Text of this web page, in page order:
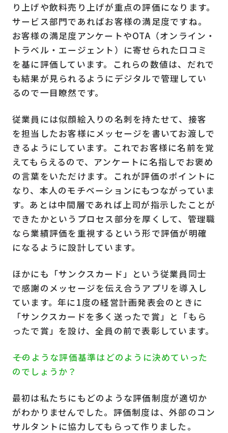
り上げや飲料売り上げが重点の評価になります。
サービス部門であればお客様の満足度ですね。
お客様の満足度アンケートやOTA（オンライン・
トラベル・エージェント）に寄せられた口コミ
を基に評価しています。これらの数値は、だれで
も結果が見られるようにデジタルで管理してい
るので一目瞭然です。
従業員には似顔絵入りの名刺を持たせて、接客
を担当したお客様にメッセージを書いてお渡しで
きるようにしています。これでお客様に名前を覚
えてもらえるので、アンケートに名指しでお褒め
の言葉をいただけます。これが評価のポイントに
なり、本人のモチベーションにもつながっていま
す。あとは中間層であれば上司が指示したことが
できたかというプロセス部分を厚くして、管理職
なら業績評価を重視するという形で評価が明確
になるように設計しています。
ほかにも「サンクスカード」という従業員同士
で感謝のメッセージを伝え合うアプリを導入し
ています。年に1度の経営計画発表会のときに
「サンクスカードを多く送ったで賞」と「もら
ったで賞」を設け、全員の前で表彰しています。
――そのような評価基準はどのように決めていった
のでしょうか？
最初は私たちにもどのような評価制度が適切か
がわかりませんでした。評価制度は、外部のコン
サルタントに協力してもらって作りました。